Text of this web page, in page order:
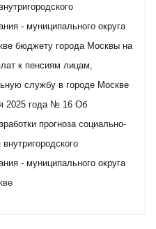
- муниципального округа
бюджету города Москвы на
к пенсиям лицам,
службу в городе Москве
2025 года № 16 Об
прогноза социально-
- муниципального округа